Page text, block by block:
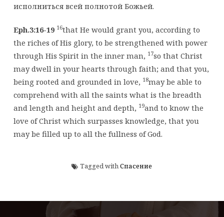
исполниться всей полнотой Божьей.
Eph.3:16-19 16that He would grant you, according to
the riches of His glory, to be strengthened with power
through His Spirit in the inner man, 17so that Christ
may dwell in your hearts through faith; and that you,
being rooted and grounded in love, 18may be able to
comprehend with all the saints what is the breadth
and length and height and depth, 19and to know the
love of Christ which surpasses knowledge, that you
may be filled up to all the fullness of God.
Tagged withСпасение